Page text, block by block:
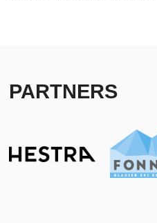
PARTNERS